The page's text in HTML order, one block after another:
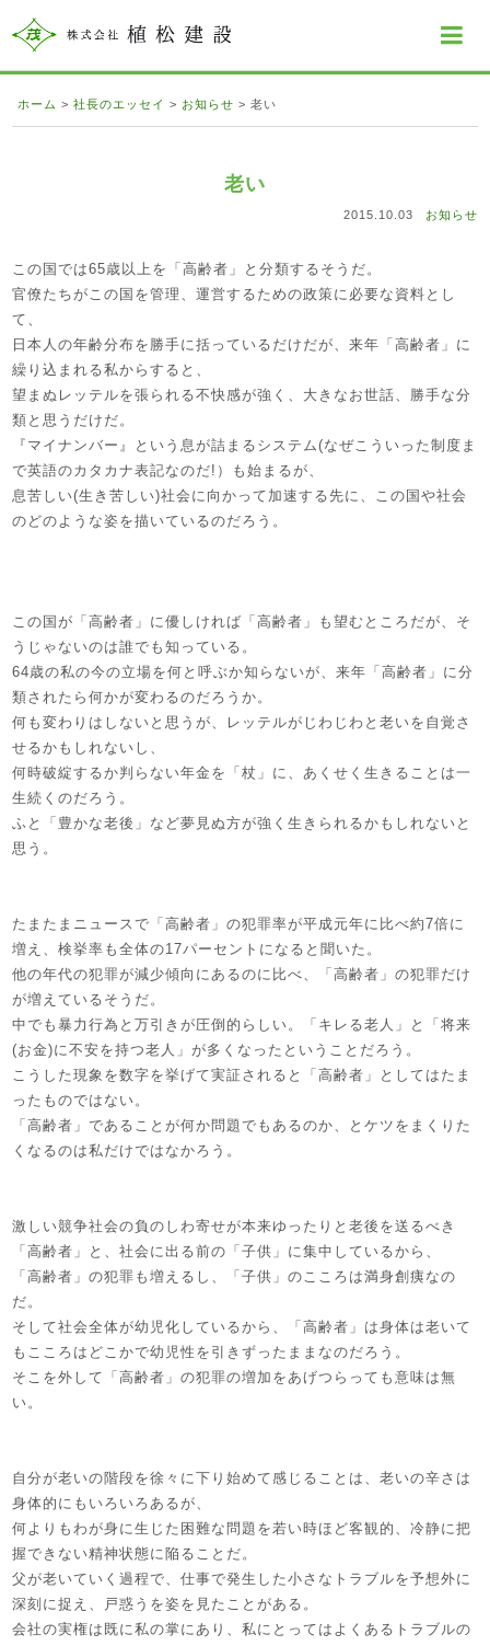
ホーム >社長のエッセイ > お知らせ >老い
老い
2015.10.03 お知らせ
この国では65歳以上を「高齢者」と分類するそうだ。
官僚たちがこの国を管理、運営するための政策に必要な資料とし
て、
日本人の年齢分布を勝手に括っているだけだが、来年「高齢者」に
繰り込まれる私からすると、
望まぬレッテルを張られる不快感が強く、大きなお世話、勝手な分
類と思うだけだ。
『マイナンバー』という息が詰まるシステム(なぜこういった制度ま
で英語のカタカナ表記なのだ!）も始まるが、
息苦しい(生き苦しい)社会に向かって加速する先に、この国や社会
のどのような姿を描いているのだろう。
この国が「高齢者」に優しければ「高齢者」も望むところだが、そ
うじゃないのは誰でも知っている。
64歳の私の今の立場を何と呼ぶか知らないが、来年「高齢者」に分
類されたら何かが変わるのだろうか。
何も変わりはしないと思うが、レッテルがじわじわと老いを自覚さ
せるかもしれないし、
何時破綻するか判らない年金を「杖」に、あくせく生きることは一
生続くのだろう。
ふと「豊かな老後」など夢見ぬ方が強く生きられるかもしれないと
思う。
たまたまニュースで「高齢者」の犯罪率が平成元年に比べ約7倍に
増え、検挙率も全体の17パーセントになると聞いた。
他の年代の犯罪が減少傾向にあるのに比べ、「高齢者」の犯罪だけ
が増えているそうだ。
中でも暴力行為と万引きが圧倒的らしい。「キレる老人」と「将来
(お金)に不安を持つ老人」が多くなったということだろう。
こうした現象を数字を挙げて実証されると「高齢者」としてはたま
ったものではない。
「高齢者」であることが何か問題でもあるのか、とケツをまくりた
くなるのは私だけではなかろう。
激しい競争社会の負のしわ寄せが本来ゆったりと老後を送るべき
「高齢者」と、社会に出る前の「子供」に集中しているから、
「高齢者」の犯罪も増えるし、「子供」のこころは満身創痍なの
だ。
そして社会全体が幼児化しているから、「高齢者」は身体は老いて
もこころはどこかで幼児性を引きずったままなのだろう。
そこを外して「高齢者」の犯罪の増加をあげつらっても意味は無
い。
自分が老いの階段を徐々に下り始めて感じることは、老いの辛さは
身体的にもいろいろあるが、
何よりもわが身に生じた困難な問題を若い時ほど客観的、冷静に把
握できない精神状態に陥ることだ。
父が老いていく過程で、仕事で発生した小さなトラブルを予想外に
深刻に捉え、戸惑うを姿を見たことがある。
会社の実権は既に私の掌にあり、私にとってはよくあるトラブルの